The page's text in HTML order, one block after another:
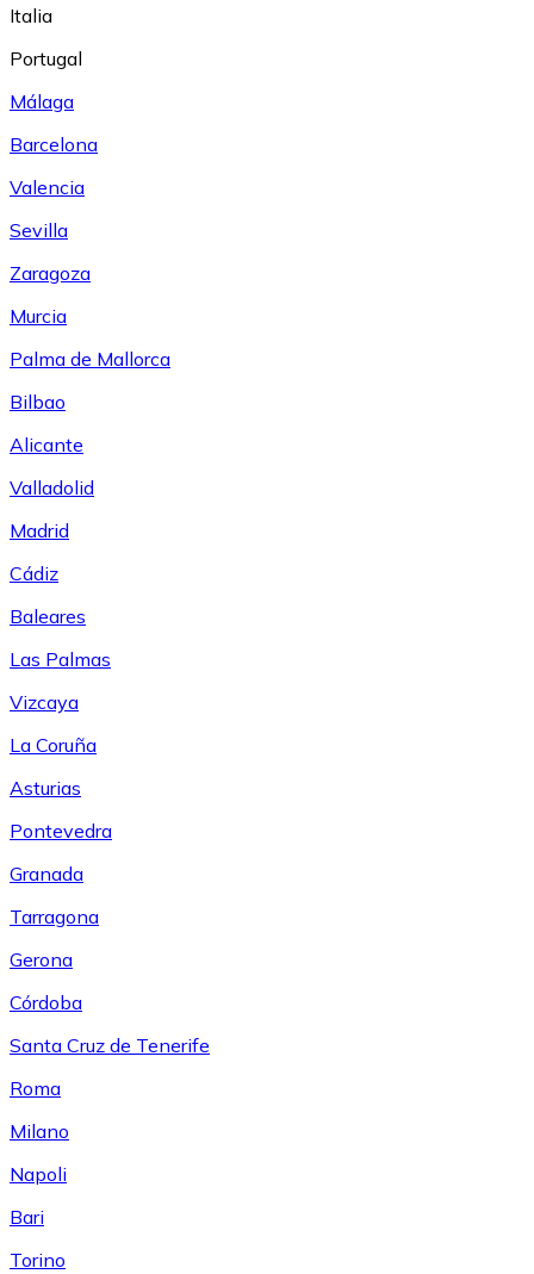
Italia
Portugal
Málaga
Barcelona
Valencia
Sevilla
Zaragoza
Murcia
Palma de Mallorca
Bilbao
Alicante
Valladolid
Madrid
Cádiz
Baleares
Las Palmas
Vizcaya
La Coruña
Asturias
Pontevedra
Granada
Tarragona
Gerona
Córdoba
Santa Cruz de Tenerife
Roma
Milano
Napoli
Bari
Torino